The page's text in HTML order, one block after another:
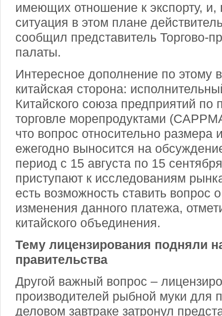
имеющих отношение к экспорту,
ситуация в этом плане
сообщил представитель Торгово-
палаты.
Интересное дополнение по этому
китайская сторона:
Китайского союза предприятий по
торговле морепродуктами
что вопрос относительно
ежегодно выносится на
период с 15 августа по 15
приступают к исследованиям
есть возможность ставить вопрос
изменения данного платежа,
китайского объединения.
Тему лицензирования подняли
правительства
Другой важный вопрос –
производителей рыбной муки для
деловом завтраке затронул